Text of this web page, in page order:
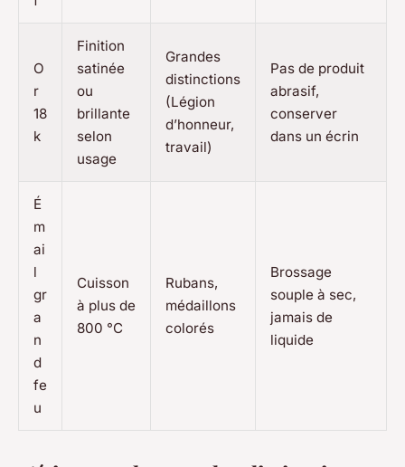
O
r
18
k
Finition
satinée
ou
brillante
selon
usage
Grandes
distinctions
(Légion
d’honneur,
travail)
Pas de produit
abrasif,
conserver
dans un écrin
É
m
ai
l
gr
a
n
d
fe
u
Cuisson
à plus de
800 °C
Rubans,
médaillons
colorés
Brossage
souple à sec,
jamais de
liquide